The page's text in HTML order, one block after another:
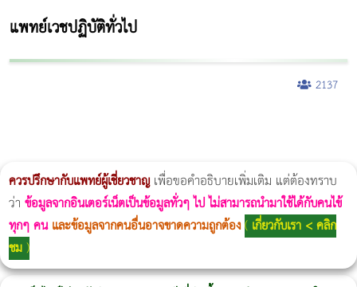
แพทย์เวชปฏิบัติทั่วไป
2137
ควรปรึกษากับแพทย์ผู้เชี่ยวชาญเพื่อขอคำอธิบายเพิ่มเติม แต่ต้องทราบ
ว่า ข้อมูลจากอินเตอร์เน็ตเป็นข้อมูลทั่วๆ ไป ไม่สามารถนำมาใช้ได้กับคนไข้
ทุกๆ คน และข้อมูลจากคนอื่นอาจขาดความถูกต้อง( เกี่ยวกับเรา < คลิก
ชม)